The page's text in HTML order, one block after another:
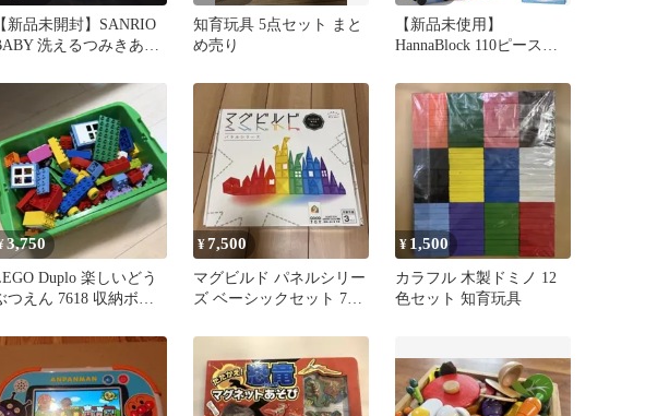
【新品未開封】SANRIO
洗えるつみきあそ
知育玩具 5点セット まと
め売り
【新品未使用】
HannaBlock 110ピースセ
3,750
Duplo 楽しいどう
つえん 7618 収納ボッ
¥7,500
マグビルド パネルシリー
ズ ベーシックセット 70
¥ 1,500
カラフル 木製ドミノ 12
色セット 知育玩具